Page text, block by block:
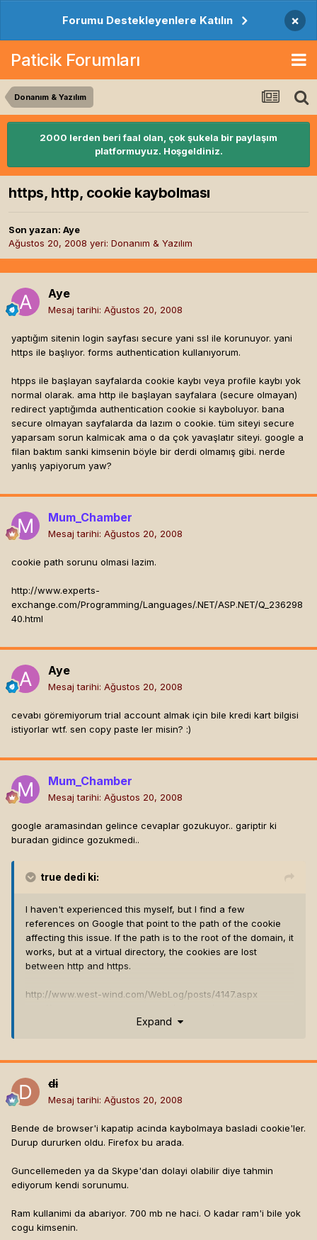
Forumu Destekleyenlere Katılın ×
Paticik Forumları
Donanım & Yazılım
2000 lerden beri faal olan, çok şukela bir paylaşım
platformuyuz. Hoşgeldiniz.
https, http, cookie kaybolması
Son yazan: Aye
Ağustos 20, 2008 yeri: Donanım & Yazılım
Aye
Mesaj tarihi: Ağustos 20, 2008
yaptığım sitenin login sayfası secure yani ssl ile korunuyor. yani
https ile başlıyor. forms authentication kullanıyorum.
htpps ile başlayan sayfalarda cookie kaybı veya profile kaybı yok
normal olarak. ama http ile başlayan sayfalara (secure olmayan)
redirect yaptığımda authentication cookie si kayboluyor. bana
secure olmayan sayfalarda da lazım o cookie. tüm siteyi secure
yaparsam sorun kalmicak ama o da çok yavaşlatır siteyi. google a
filan baktım sanki kimsenin böyle bir derdi olmamış gibi. nerde
yanlış yapiyorum yaw?
Mum_Chamber
Mesaj tarihi: Ağustos 20, 2008
cookie path sorunu olmasi lazim.
http://www.experts-
exchange.com/Programming/Languages/.NET/ASP.NET/Q_236298
40.html
Aye
Mesaj tarihi: Ağustos 20, 2008
cevabı göremiyorum trial account almak için bile kredi kart bilgisi
istiyorlar wtf. sen copy paste ler misin? :)
Mum_Chamber
Mesaj tarihi: Ağustos 20, 2008
google aramasindan gelince cevaplar gozukuyor.. gariptir ki
buradan gidince gozukmedi..
true dedi ki:
I haven't experienced this myself, but I find a few
references on Google that point to the path of the cookie
affecting this issue. If the path is to the root of the domain, it
works, but at a virtual directory, the cookies are lost
between http and https.
http://www.west-wind.com/WebLog/posts/4147.aspx
pages?
Expand
di
Mesaj tarihi: Ağustos 20, 2008
Bende de browser'i kapatip acinda kaybolmaya basladi cookie'ler.
Durup dururken oldu. Firefox bu arada.
Guncellemeden ya da Skype'dan dolayi olabilir diye tahmin
ediyorum kendi sorunumu.
Ram kullanimi da abariyor. 700 mb ne haci. O kadar ram'i bile yok
cogu kimsenin.